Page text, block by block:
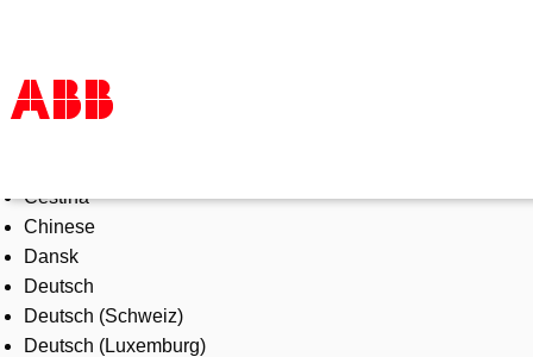
Products & Solutions
Industries
Services
About us
Where to buy
Contact us
Čeština
Chinese
Dansk
Deutsch
Deutsch (Schweiz)
Deutsch (Luxemburg)